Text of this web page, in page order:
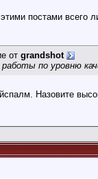
постами всего
от grandshot
по уровню
Назовите